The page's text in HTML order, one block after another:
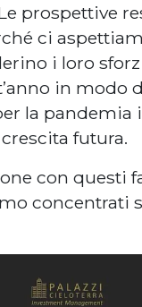
prospettive
ci
i loro
in modo
la pandemia
futura.
con questi
concentrati